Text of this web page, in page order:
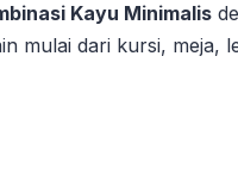
Kayu Minimalis
mulai dari kursi, meja,